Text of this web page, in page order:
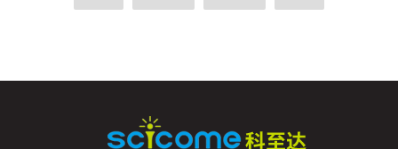
不是最后裁的条带图。师姐小导现在不只是
高效进行提供了有力支持。一、精准度高，
制，大大减少了传统手工移液操作中的误
差。无论是微量移液还是大量移液，它都能